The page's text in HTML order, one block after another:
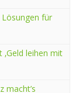
für
leihen mit
macht’s